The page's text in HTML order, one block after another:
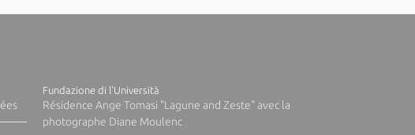
Fundazione di l'Università
Résidence Ange Tomasi "Lagune and Zeste" avec la
photographe Diane Moulenc